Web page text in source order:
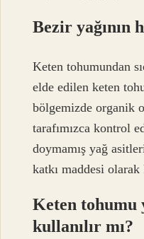
Bezir yağının
Keten tohumundan
elde edilen keten
bölgemizde organik
tarafımızca kontrol
doymamış yağ
katkı maddesi olarak
Keten tohumu
kullanılır mı?